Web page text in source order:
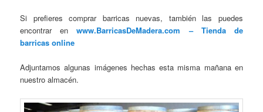
Si prefieres comprar barricas nuevas, también las puedes
encontrar enwww.BarricasDeMadera.com – Tienda de
barricas online
Adjuntamos algunas imágenes hechas esta misma mañana en
nuestro almacén.